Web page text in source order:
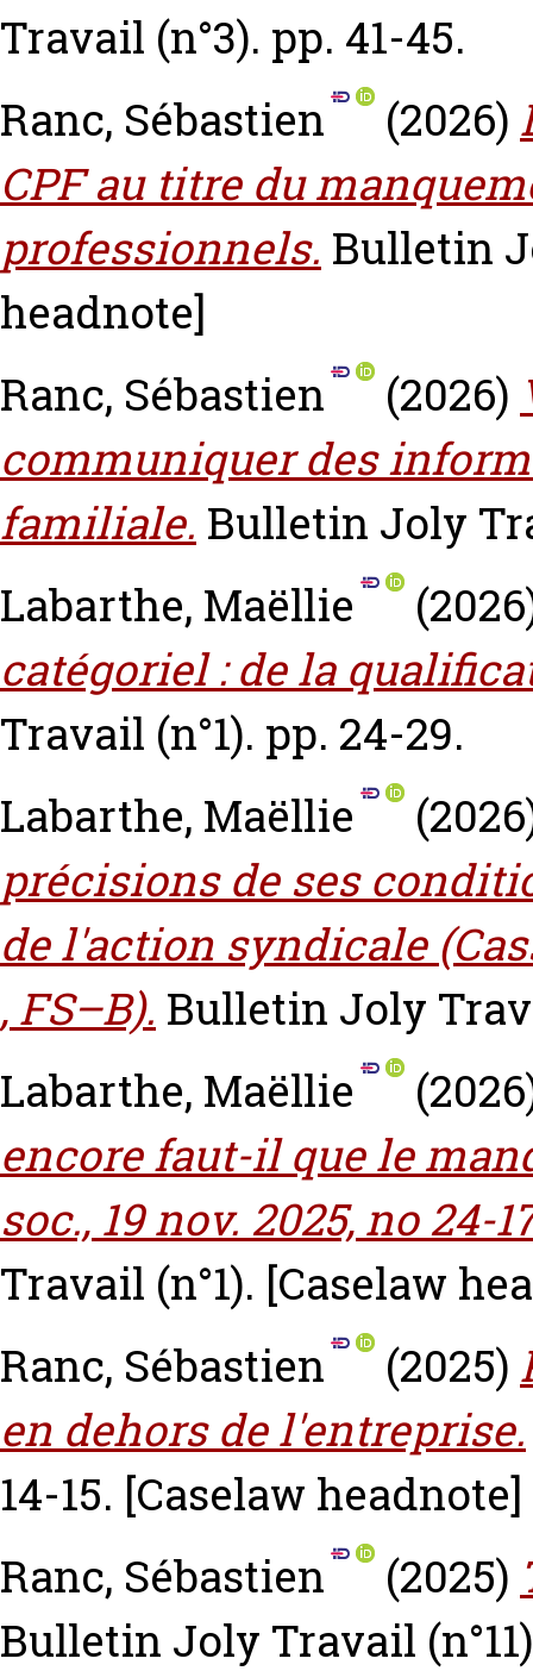
Travail (n°3). pp. 41-45.
Ranc, Sébastien
(2026)
CPF au titre du
professionnels. Bulletin
headnote]
Ranc, Sébastien
(2026)
communiquer des
familiale. Bulletin Joly
Labarthe, Maëllie
catégoriel : de la
Travail (n°1). pp. 24-29.
Labarthe, Maëllie
précisions de ses
de l'action syndicale
, FS–B). Bulletin Joly
Labarthe, Maëllie
encore faut-il que le
soc., 19 nov. 2025, no 24-
Travail (n°1). [Caselaw
Ranc, Sébastien
(2025)
en dehors de l'entreprise.
14-15. [Caselaw headnote]
Ranc, Sébastien
(2025)
Bulletin Joly Travail